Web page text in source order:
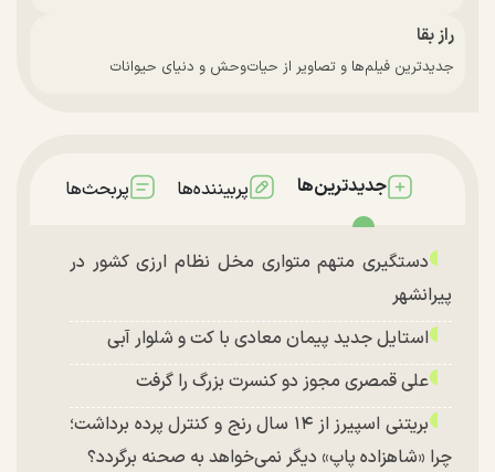
راز بقا
جدیدترین فیلم‌ها و تصاویر از حیات‌وحش و دنیای حیوانات
جدیدترین‌ها پربیننده‌ها پربحث‌ها
دستگیری متهم متواری مخل نظام ارزی کشور در
پیرانشهر
استایل جدید پیمان معادی با کت و شلوار آبی
علی قمصری مجوز دو کنسرت بزرگ را گرفت
بریتنی اسپیرز از ۱۴ سال رنج و کنترل پرده برداشت؛
چرا «شاهزاده پاپ» دیگر نمی‌خواهد به صحنه برگردد؟